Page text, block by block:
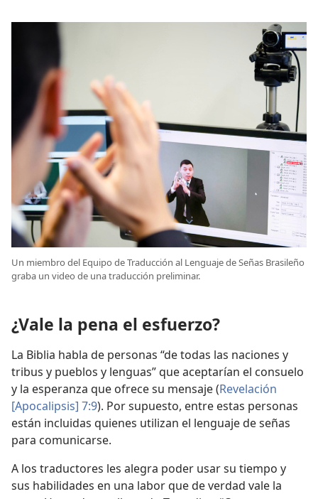
Un miembro del Equipo de Traducción al Lenguaje de Señas Brasileño
graba un video de una traducción preliminar.
¿Vale la pena el esfuerzo?
La Biblia habla de personas “de todas las naciones y
tribus y pueblos y lenguas” que aceptarían el consuelo
y la esperanza que ofrece su mensaje (Revelación
[Apocalipsis] 7:9). Por supuesto, entre estas personas
están incluidas quienes utilizan el lenguaje de señas
para comunicarse.
A los traductores les alegra poder usar su tiempo y
sus habilidades en una labor que de verdad vale la